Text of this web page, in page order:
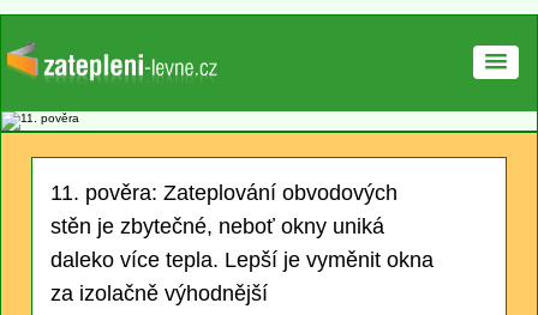
11. pověra: Zateplování obvodových
stěn je zbytečné, neboť okny uniká
daleko více tepla. Lepší je vyměnit okna
za izolačně výhodnější